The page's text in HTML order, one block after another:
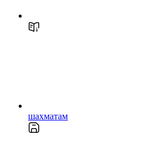
шахматам